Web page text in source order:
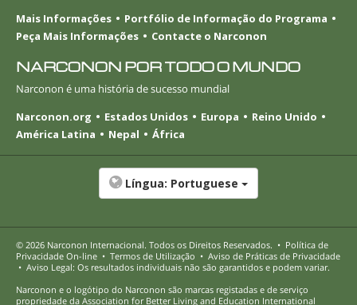
Mais Informações
Portfólio de Informação do Programa
Peça Mais Informações
Contacte o Narconon
NARCONON POR TODO O MUNDO
Narconon é uma história de sucesso mundial
Narconon.org
Estados Unidos Europa
Reino Unido
América Latina
Nepal África
Língua: Portuguese
© 2026 Narconon Internacional. Todos os Direitos Reservados. • Política de
Privacidade On-line • Termos de Utilização • Aviso de Práticas de Privacidade
• Aviso Legal: Os resultados individuais não são garantidos e podem variar.
Narconon e o logótipo do Narconon são marcas registadas e de serviço
propriedade da Association for Better Living and Education International